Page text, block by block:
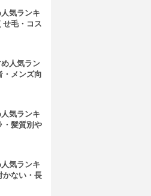
気ランキ
せ毛・コス
人気ラン
・メンズ向
気ランキ
・髪質別や
気ランキ
かない・長